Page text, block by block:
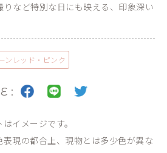
など特別な日にも映える、印象深い
ン レッド・ピンク
:
イメージです。
現の都合上、現物とは多少色が異な